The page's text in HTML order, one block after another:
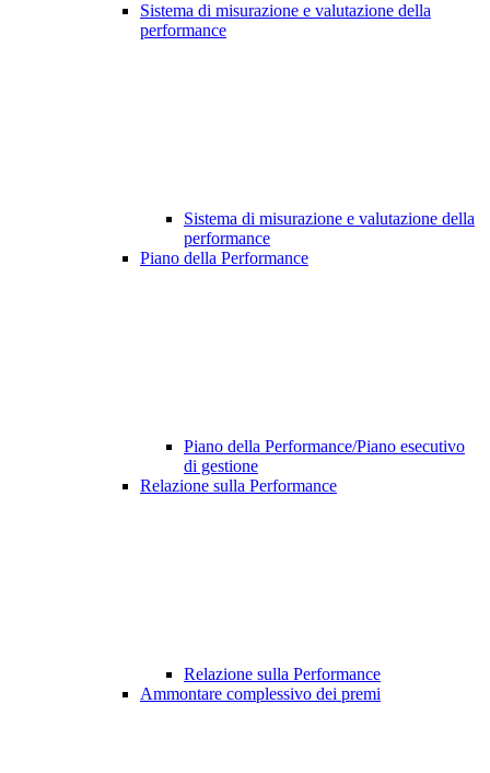
Sistema di misurazione e valutazione della
performance
Sistema di misurazione e valutazione della
performance
Piano della Performance
Piano della Performance/Piano esecutivo
di gestione
Relazione sulla Performance
Relazione sulla Performance
Ammontare complessivo dei premi